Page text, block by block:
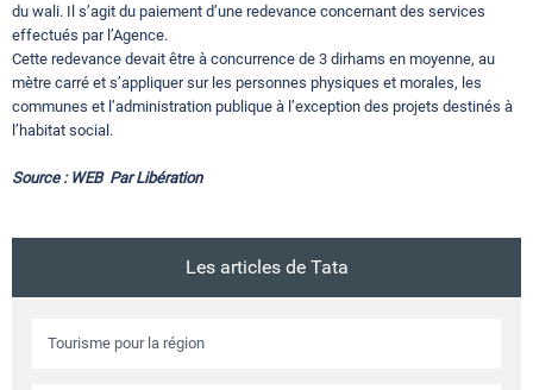
du wali. Il s’agit du paiement d’une redevance concernant des services
effectués par l’Agence.
Cette redevance devait être à concurrence de 3 dirhams en moyenne, au
mètre carré et s’appliquer sur les personnes physiques et morales, les
communes et l’administration publique à l’exception des projets destinés à
l’habitat social.
Source : WEB Par Libération
Les articles de Tata
Tourisme pour la région